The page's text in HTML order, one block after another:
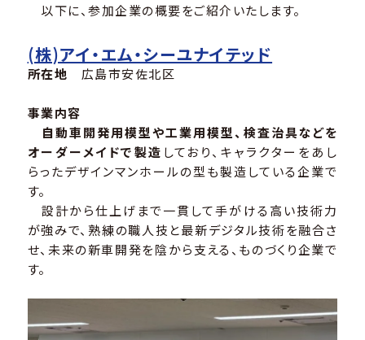
以下に、参加企業の概要をご紹介いたします。
(株)アイ・エム・シーユナイテッド
所在地 広島市安佐北区
事業内容
自動車開発用模型や工業用模型、検査治具などを
オーダーメイドで製造 しており、キャラクターをあし
らったデザインマンホールの型も製造している企業で
す。
設計から仕上げまで一貫して手がける高い技術力
が強みで、熟練の職人技と最新デジタル技術を融合さ
せ、未来の新車開発を陰から支える、ものづくり企業で
す。